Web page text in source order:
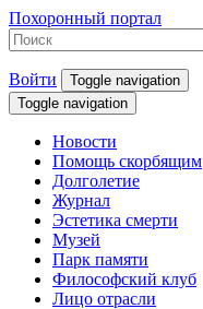
Похоронный портал
Войти
Toggle navigation
Toggle navigation
Новости
Помощь скорбящим
Долголетие
Журнал
Эстетика смерти
Музей
Парк памяти
Философский клуб
Лицо отрасли